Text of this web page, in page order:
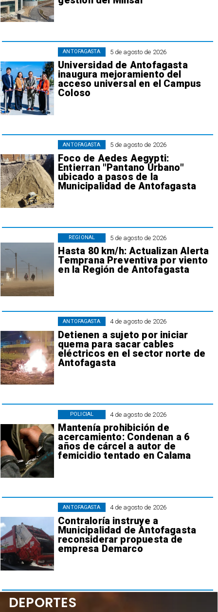
5 de agosto de 2026
Universidad de Antofagasta
inaugura mejoramiento del
acceso universal en el Campus
Coloso
ANTOFAGASTA
5 de agosto de 2026
Foco de Aedes Aegypti:
Entierran "Pantano Urbano"
ubicado a pasos de la
Municipalidad de Antofagasta
ANTOFAGASTA
5 de agosto de 2026
Hasta 80 km/h: Actualizan Alerta
Temprana Preventiva por viento
en la Región de Antofagasta
REGIONAL
4 de agosto de 2026
Detienen a sujeto por iniciar
quema para sacar cables
eléctricos en el sector norte de
Antofagasta
ANTOFAGASTA
4 de agosto de 2026
Mantenía prohibición de
acercamiento: Condenan a 6
años de cárcel a autor de
femicidio tentado en Calama
POLICIAL
4 de agosto de 2026
Contraloría instruye a
Municipalidad de Antofagasta
reconsiderar propuesta de
empresa Demarco
ANTOFAGASTA
DEPORTES